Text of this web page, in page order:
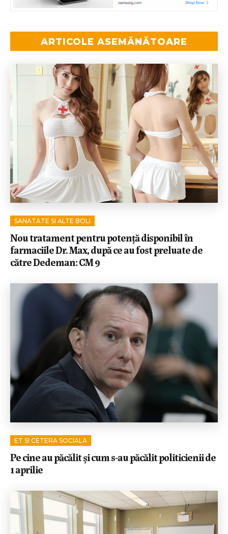
ARTICOLE ASEMĂNĂTOARE
SANATATE SI ALTE BOLI
Nou tratament pentru potență disponibil în
farmaciile Dr. Max, după ce au fost preluate de
către Dedeman: CM 9
ET SI CETERA SOCIALA
Pe cine au păcălit și cum s-au păcălit politicienii de
1 aprilie